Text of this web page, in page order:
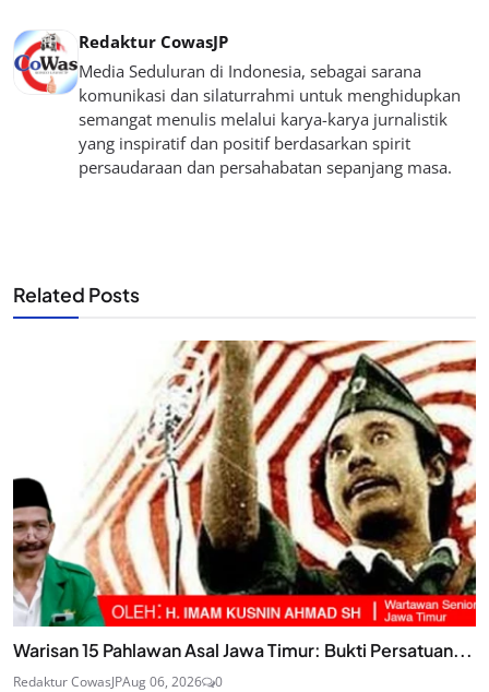
Redaktur CowasJP
Media Seduluran di Indonesia, sebagai sarana
komunikasi dan silaturrahmi untuk menghidupkan
semangat menulis melalui karya-karya jurnalistik
yang inspiratif dan positif berdasarkan spirit
persaudaraan dan persahabatan sepanjang masa.
Related Posts
Warisan 15 Pahlawan Asal Jawa Timur: Bukti Persatuan...
Redaktur CowasJPAug 06, 2026 0